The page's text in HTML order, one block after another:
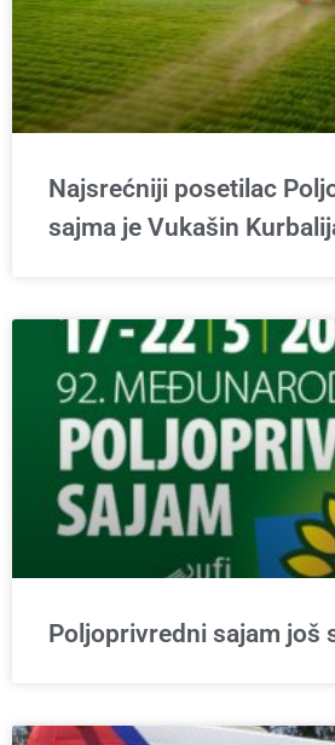
Najsrećniji posetilac
sajma je Vukašin
Poljoprivredni sajam još